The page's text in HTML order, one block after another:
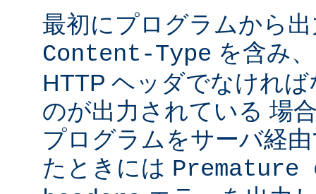
最初にプログラムから
Content-Type を含み
HTTP ヘッダでなけれ
のが出力されている 場
プログラムをサーバ経
たときには